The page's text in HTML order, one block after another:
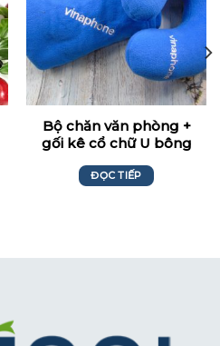
Bộ chăn văn phòng +
gối kê cổ chữ U bông
Vinaphone
ĐỌC TIẾP